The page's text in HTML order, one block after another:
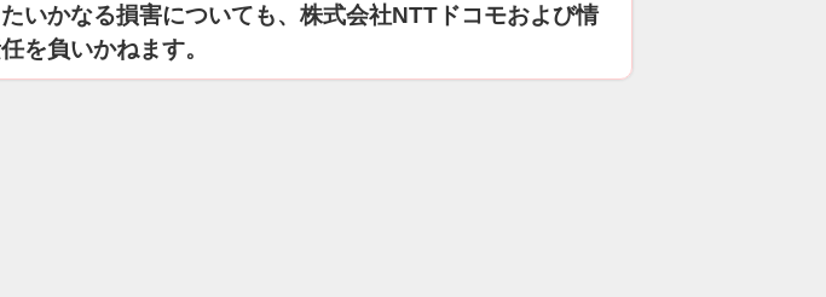
いかなる損害についても、株式会社NTTドコモおよび情
を負いかねます。